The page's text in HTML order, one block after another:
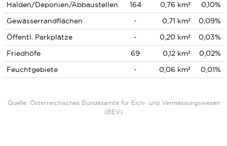
Halden/Deponien/Abbaustellen
164 0,76 km²
0,10%
Gewässerrandflächen
- 0,71 km²
0,09%
Öffentl. Parkplätze
- 0,20 km²
0,03%
Friedhöfe
69 0,12 km²
0,02%
Feuchtgebiete
- 0,06 km² 0,01%
Quelle: Österreichisches Bundesamte für Eich- und Vermessungswesen
(BEV)